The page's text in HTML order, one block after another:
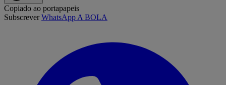
Copiado ao portapapeis
SubscreverWhatsApp A BOLA